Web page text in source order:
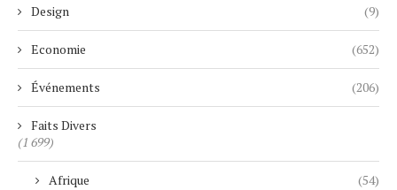
Design (9)
Economie (652)
Événements (206)
Faits Divers
(1 699)
Afrique (54)